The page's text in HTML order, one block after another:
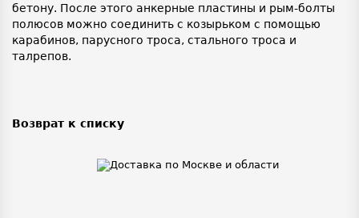
бетону. После этого анкерные пластины и рым-болты
полюсов можно соединить с козырьком с помощью
карабинов, парусного троса, стального троса и
талрепов.
Возврат к списку